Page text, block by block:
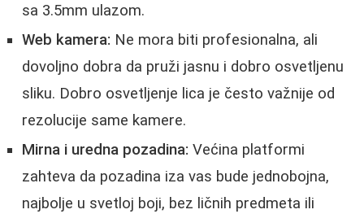
sa 3.5mm ulazom.
Web kamera: Ne mora biti profesionalna, ali
dovoljno dobra da pruži jasnu i dobro osvetljenu
sliku. Dobro osvetljenje lica je često važnije od
rezolucije same kamere.
Mirna i uredna pozadina: Većina platformi
zahteva da pozadina iza vas bude jednobojna,
najbolje u svetloj boji, bez ličnih predmeta ili